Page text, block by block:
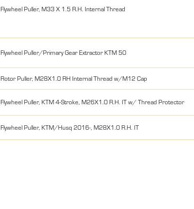
Flywheel Puller, M33 X 1.5 R.H. Internal Thread
Flywheel Puller/Primary Gear Extractor KTM 50
Rotor Puller, M28X1.0 RH Internal Thread w/M12 Cap
Flywheel Puller, KTM 4-Stroke, M26X1.0 R.H. IT w/ Thread Protector
Flywheel Puller, KTM/Husq 2016-, M28X1.0 R.H. IT